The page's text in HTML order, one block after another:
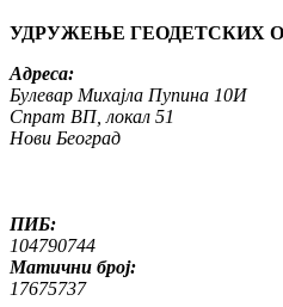
УДРУЖЕЊЕ ГЕОДЕТСКИХ
Адреса:
Булевар Михајла Пупина 10И
Спрат ВП, локал 51
Нови Београд
ПИБ:
104790744
Матични број:
17675737